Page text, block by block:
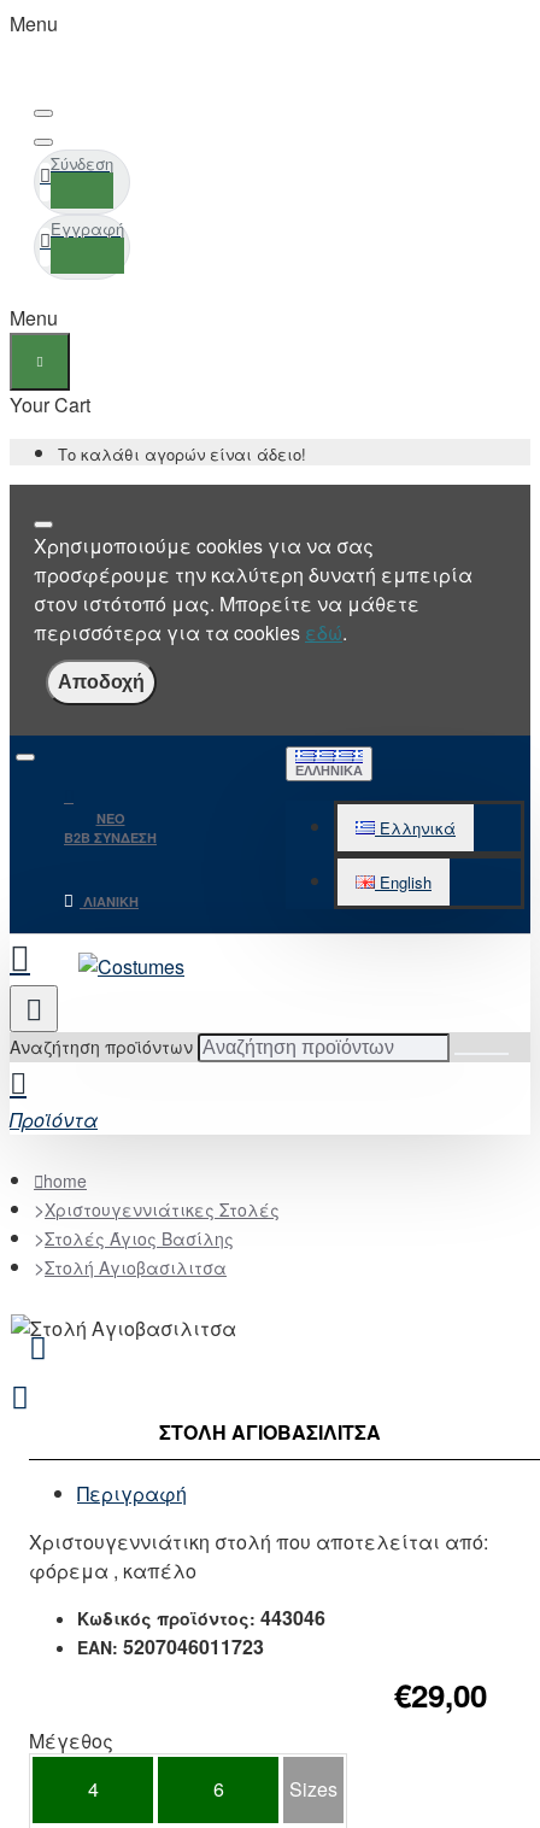
Menu
Σύνδεση
Εγγραφή
Menu
Your Cart
Το καλάθι αγορών είναι άδειο!
Χρησιμοποιούμε cookies για να σας
προσφέρουμε την καλύτερη δυνατή εμπειρία
στον ιστότοπό μας. Μπορείτε να μάθετε
περισσότερα για τα cookies εδώ.
Αποδοχή
NEO
B2B ΣΥΝΔΕΣΗ
ΛΙΑΝΙΚΉ
ΕΛΛΗΝΙΚΆ
Ελληνικά
English
Αναζήτηση προϊόντων
Προϊόντα
home
Χριστουγεννιάτικες Στολές
Στολές Άγιος Βασίλης
Στολή Αγιοβασιλιτσα
ΣΤΟΛΉ ΑΓΙΟΒΑΣΙΛΙΤΣΑ
Περιγραφή
Χριστουγεννιάτικη στολή που αποτελείται από:
φόρεμα , καπέλο
Κωδικός προϊόντος: 443046
EAN: 5207046011723
€29,00
Μέγεθος
4
6 Sizes